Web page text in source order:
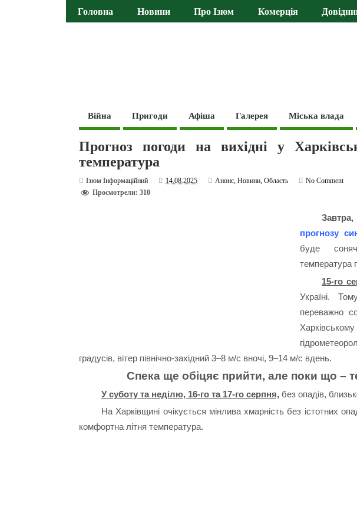
Головна Новини Про Ізюм Комерція
Війна Пригоди Афіша Галерея Міська влада
Прогноз погоди на вихідні у
температура
Ізюм Інформаційний 14.08.2025 Анонс,Новини,Область
No Comment
Просмотрели: 310
прогнозу
буде
температура
15-го
Україні.
переважно
градусів, вітер північно-західний 3–8 м/с вночі, 9–14 м/с вдень.
Спека ще обіцяє прийти, але поки що –
У суботу та неділю, 16-го та 17-го серпня,без опадів,
На Харківщині очікується мінлива хмарність без істотних
комфортна літня температура.